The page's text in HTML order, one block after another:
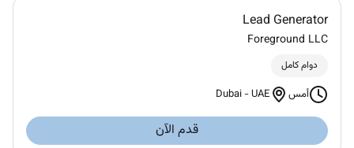
Lead Generator
Foreground LLC
دوام كامل
أمس Dubai -UAE
قدم الآن